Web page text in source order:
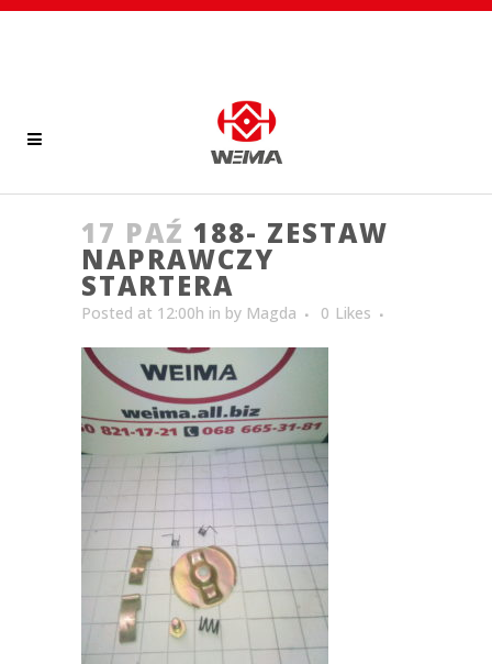
17 PAŹ 188- ZESTAW
NAPRAWCZY
STARTERA
Posted at 12:00h in by Magda 0 Likes